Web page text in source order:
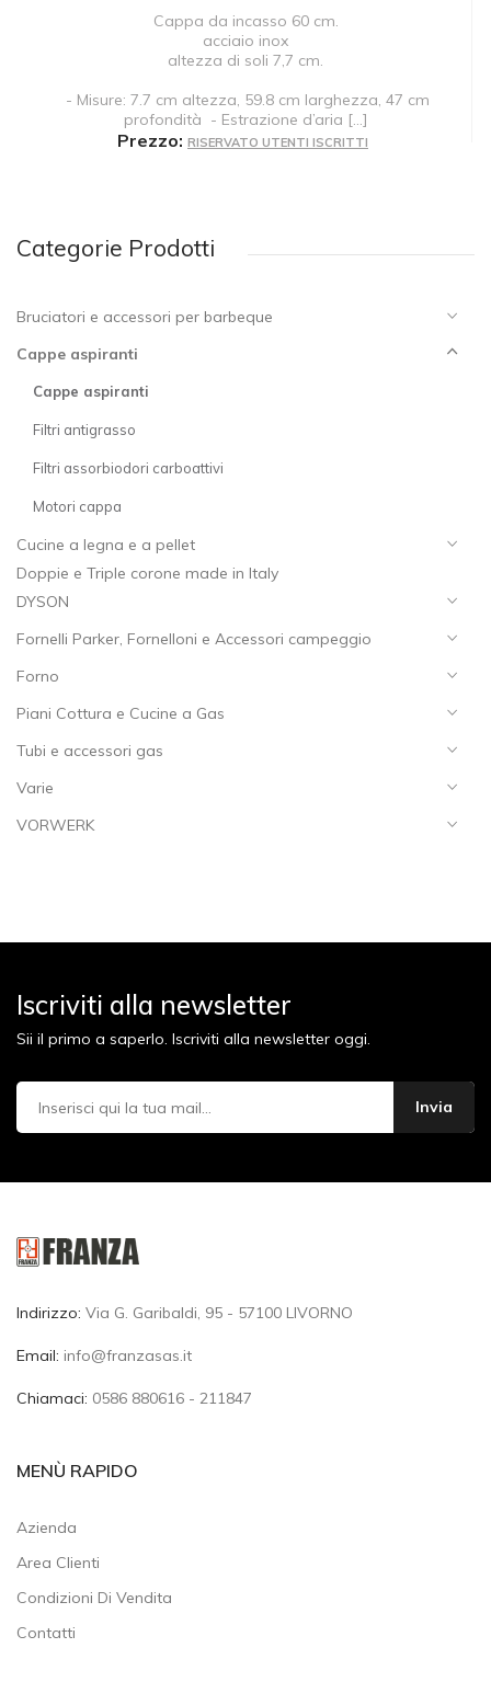
Cappa da incasso 60 cm.
acciaio inox
altezza di soli 7,7 cm.
- Misure: 7.7 cm altezza, 59.8 cm larghezza, 47 cm
profondità - Estrazione d’aria [...]
Prezzo: RISERVATO UTENTI ISCRITTI
Categorie Prodotti
Bruciatori e accessori per barbeque
Cappe aspiranti
Cappe aspiranti
Filtri antigrasso
Filtri assorbiodori carboattivi
Motori cappa
Cucine a legna e a pellet
Doppie e Triple corone made in Italy
DYSON
Fornelli Parker, Fornelloni e Accessori campeggio
Forno
Piani Cottura e Cucine a Gas
Tubi e accessori gas
Varie
VORWERK
Iscriviti alla newsletter
Sii il primo a saperlo. Iscriviti alla newsletter oggi.
Indirizzo: Via G. Garibaldi, 95 - 57100 LIVORNO
Email: info@franzasas.it
Chiamaci: 0586 880616 - 211847
MENÙ RAPIDO
Azienda
Area Clienti
Condizioni Di Vendita
Contatti